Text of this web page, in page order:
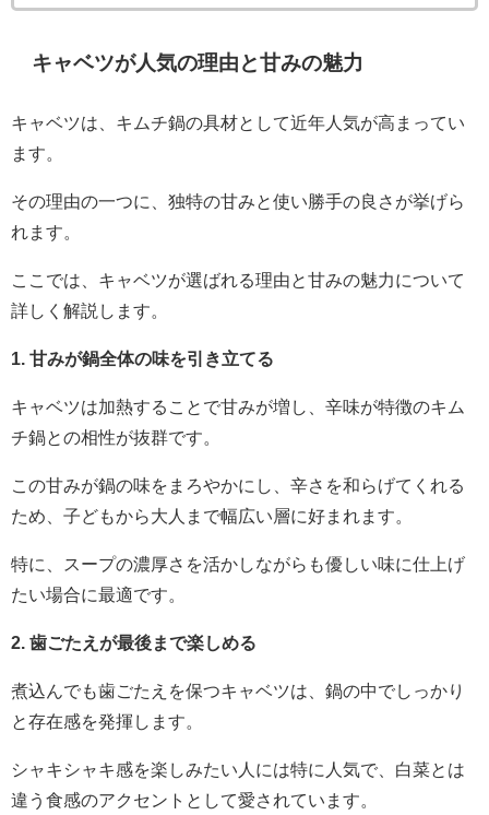
キャベツが人気の理由と甘みの魅力
キャベツは、キムチ鍋の具材として近年人気が高まってい
ます。
その理由の一つに、独特の甘みと使い勝手の良さが挙げら
れます。
ここでは、キャベツが選ばれる理由と甘みの魅力について
詳しく解説します。
1. 甘みが鍋全体の味を引き立てる
キャベツは加熱することで甘みが増し、辛味が特徴のキム
チ鍋との相性が抜群です。
この甘みが鍋の味をまろやかにし、辛さを和らげてくれる
ため、子どもから大人まで幅広い層に好まれます。
特に、スープの濃厚さを活かしながらも優しい味に仕上げ
たい場合に最適です。
2. 歯ごたえが最後まで楽しめる
煮込んでも歯ごたえを保つキャベツは、鍋の中でしっかり
と存在感を発揮します。
シャキシャキ感を楽しみたい人には特に人気で、白菜とは
違う食感のアクセントとして愛されています。